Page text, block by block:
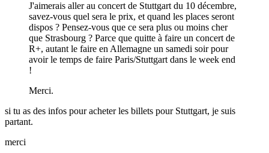
J'aimerais aller au concert de Stuttgart du 10 décembre,
savez-vous quel sera le prix, et quand les places seront
dispos ? Pensez-vous que ce sera plus ou moins cher
que Strasbourg ? Parce que quitte à faire un concert de
R+, autant le faire en Allemagne un samedi soir pour
avoir le temps de faire Paris/Stuttgart dans le week end
!
Merci.
si tu as des infos pour acheter les billets pour Stuttgart, je suis
partant.
merci